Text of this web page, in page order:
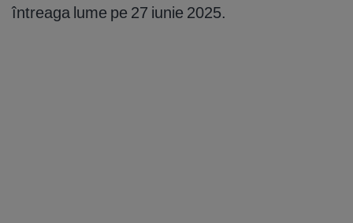
întreaga lume pe 27 iunie 2025.